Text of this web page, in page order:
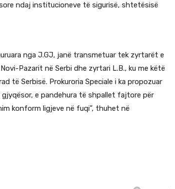
ndaj institucioneve të sigurisë, shtetësisë
nga J.GJ, janë transmetuar tek zyrtarët e
Pazarit në Serbi dhe zyrtari L.B., ku me këtë
të Serbisë. Prokuroria Speciale i ka propozuar
e pandehura të shpallet fajtore për
konform ligjeve në fuqi”, thuhet në